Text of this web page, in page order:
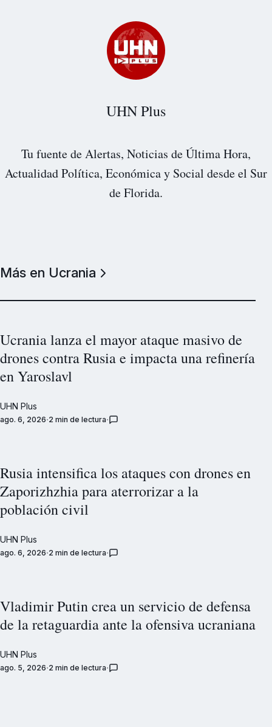
UHN Plus
Tu fuente de Alertas, Noticias de Última Hora,
Actualidad Política, Económica y Social desde el Sur
de Florida.
Más en Ucrania
Ucrania lanza el mayor ataque masivo de
drones contra Rusia e impacta una refinería
en Yaroslavl
UHN Plus
ago. 6, 2026 2 min de lectura
Rusia intensifica los ataques con drones en
Zaporizhzhia para aterrorizar a la
población civil
UHN Plus
ago. 6, 2026 2 min de lectura
Vladimir Putin crea un servicio de defensa
de la retaguardia ante la ofensiva ucraniana
UHN Plus
ago. 5, 2026 2 min de lectura